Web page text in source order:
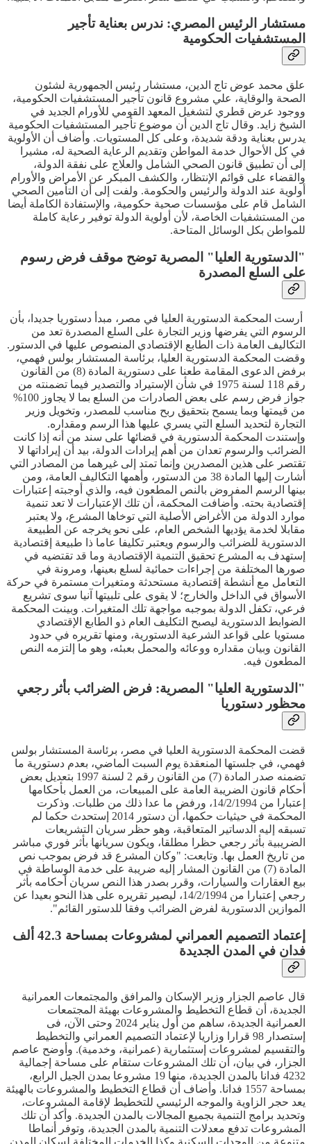
مستشار الرئيس المصري: ندرس بعناية تأجير
المستشفيات الحكومية
علق محمد عوض تاج الدين، مستشار رئيس الجمهورية لشئون
الصحة والوقاية، علي مشروع قانون تأجير المستشفيات الحكومية،
ووجود عرض قطري لتشغيل المعهد القومي للأورام الجديد في
الشيخ زايد. وقال تاج الدين أن موضوع تأجير المستشفيات الحكومية
يدرس بعناية ودقة شديدة، وعلى كل المستويات. وأضاف أن الأولوية
في كل الأحوال خدمة المواطن وتقديم الرعاية الصحية له، مشيرا
إلى أن تطبيق قانون الصحي الشامل والعلاج على نفقة الدولة،
والقضاء على قوائم الإنتظار، والكشف المبكر عن الأمراض والأورام
أولوية عند الدولة والرئيس والحكومة. ولفت إلى أن التأمين الصحي
الشامل قام على مؤسسات صحية حكومية، والإستفادة الكاملة أيضا
من المستشفيات الخاصة، لأن أولوية الدولة توفير رعاية كاملة
للمواطن بكل الوسائل المتاحة.
"الدستورية العليا" المصرية توضح موقف فرض رسوم
على السلع المصدرة
أرست المحكمة الدستورية العليا في مصر، مبدأ دستوريا جديدا، بأن
الرسوم التي يفرضها وزير التجارة على السلع المصدرة تعد من
التكاليف العامة ذات الطابع الإقتصادي المنصوص عليها في الدستور.
وقضت المحكمة الدستورية العليا، برئاسة المستشار بولس فهمي،
برفض الدعوى المقامة طعنا على دستورية المادة (8) من القانون
رقم 118 لسنة 1975 في شأن الإستيراد والتصدير فيما تضمنته من
جواز فرض رسم على بعض الصادرات من السلع بما لا يجاوز 100%
من قيمتها وبما يسمح بتحقيق ربح مناسب للمصدر، وتخويل وزير
التجارة لتحديد السلع التي يسري عليها هذا الرسم ومقداره.
وإستندت المحكمة الدستورية في قضائها على سند من أنه إذا كانت
الضرائب والرسوم تعدان من أهم إيرادات الدولة، بيد أن إيراداتها لا
تقتصر على هذين المصدرين وإنما تمتد إلى غيرهما من المصادر التي
أشارت إليها المادة 38 من الدستور، وأهمها التكاليف العامة، ومن
بينها الرسم المفروض بالنص المطعون فيه، والذي أوجبته إعتبارات
إقتصادية بحته. وأضافت المحكمة، أن تلك الإعتبارات لا تعد تنمية
موارد الدولة من الأغراض الأصلية التي توخاها المشرع، ولا يعتبر
مقابلا لخدمة يؤديها الشخص العام، على نحو يخرجه عن الطبيعة
الدستورية للضرائب والرسوم ويعتبر تكليفا عاما ذا طبيعة إقتصادية
إستهدف به المشرع تحقيق التنمية الإقتصادية وما قد تقتضيه في
صورها المختلفة من إجراءات حمائية لسلع بعينها، ومرونة في
التعامل مع أنشطة إقتصادية مستحدثة ومتغيرات مستمرة في حركة
الأسواق في الداخل والخارج؛ لا يقوى على تلبيتها آنيا سوى تشريع
فرعي، تكفل الدولة بموجبه مواجهة تلك المتغيرات. وبينت المحكمة
الضوابط الدستورية ليصبح التكليف العام ذو الطابع الإقتصادي
مستويا على قواعد الشرعية الدستورية، ومنها تقريره في حدود
القانون وبيان مقداره ووعائه والمحمل بعبئه، وهو ما إلتزمه النص
المطعون فيه.
"الدستورية العليا" المصرية: فرض الضرائب بأثر رجعي
محظور دستوريا
قضت المحكمة الدستورية العليا في مصر، برئاسة المستشار بولس
فهمي، في جلستها المنعقدة يوم السبت الماضي، بعدم دستورية ما
تضمنه صدر المادة (7) من القانون رقم 2 لسنة 1997 بتعديل بعض
أحكام قانون الضريبة العامة على المبيعات، من العمل بأحكامها
إعتبارا من 14/2/1994، ورفض ما عدا ذلك من طلبات. وذكرت
المحكمة في حيثيات حكمها، أن دستور 2014 إستحدث حكما لم
تسبقه إليه الدساتير المتعاقبة، وهو حظر سريان التشريعات
الضريبية بأثر رجعي حظرا مطلقا، ويكون سريانها بأثر فوري مباشر
من تاريخ العمل بها. وتابعت: "وكان المشرع قد فرض بموجب نص
المادة (7) من القانون المشار إليه ضريبة على خدمة الوساطة في
بيع العقارات والسيارات، وقرر بصدر هذا النص سريان أحكامه بأثر
رجعي إعتبارا من 14/2/1994، ليصير تقريره على هذا النحو بعيدا عن
الموازين الدستورية لفرض الضرائب وفقا للدستور القائم".
إعتماد التصميم العمراني لمشروعات بمساحة 42.3 ألف
فدان في المدن الجديدة
قال عاصم الجزار وزير الإسكان والمرافق والمجتمعات العمرانية
الجديدة، أن قطاع التخطيط والمشروعات بهيئة المجتمعات
العمرانية الجديدة، ساهم من أول يناير 2024 وحتى الآن، فى
إستصدار 98 قرارا وزاريا لإعتماد التصميم العمراني والتخطيط
والتقسيم لمشروعات إستثمارية (عمرانية، وخدمية). وأوضح عاصم
الجزار، في بيان، أن تلك المشروعات ستقام على مساحة إجمالية
4232 فدانا بالمدن الجديدة، منها 19 مشروعا بمدن الجيل الرابع،
بمساحة 1557 فدانا. وأضاف أن قطاع التخطيط والمشروعات بالهيئة
يعد حجر الزاوية والموجه الرئيسي للتخطيط لإقامة المشروعات،
وتحديد برامج التنمية بجميع المجالات بالمدن الجديدة. وأكد أن تلك
المشروعات تدفع معدلات التنمية بالمدن الجديدة، وتوفر أنماطا